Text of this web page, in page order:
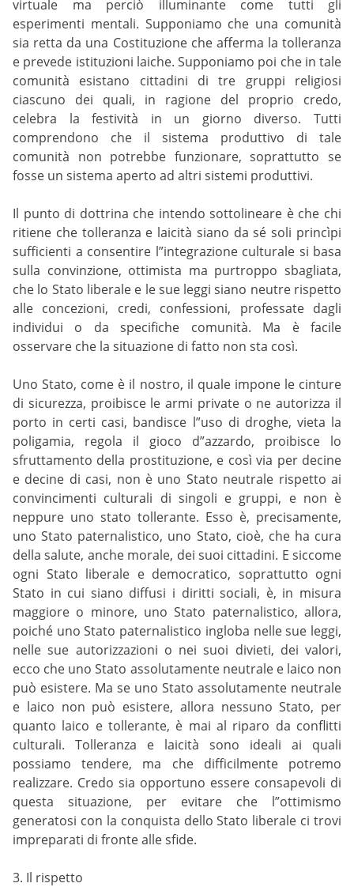
virtuale ma perciò illuminante come tutti gli
esperimenti mentali. Supponiamo che una comunità
sia retta da una Costituzione che afferma la tolleranza
e prevede istituzioni laiche. Supponiamo poi che in tale
comunità esistano cittadini di tre gruppi religiosi
ciascuno dei quali, in ragione del proprio credo,
celebra la festività in un giorno diverso. Tutti
comprendono che il sistema produttivo di tale
comunità non potrebbe funzionare, soprattutto se
fosse un sistema aperto ad altri sistemi produttivi.
Il punto di dottrina che intendo sottolineare è che chi
ritiene che tolleranza e laicità siano da sé soli princìpi
sufficienti a consentire l”integrazione culturale si basa
sulla convinzione, ottimista ma purtroppo sbagliata,
che lo Stato liberale e le sue leggi siano neutre rispetto
alle concezioni, credi, confessioni, professate dagli
individui o da specifiche comunità. Ma è facile
osservare che la situazione di fatto non sta così.
Uno Stato, come è il nostro, il quale impone le cinture
di sicurezza, proibisce le armi private o ne autorizza il
porto in certi casi, bandisce l”uso di droghe, vieta la
poligamia, regola il gioco d”azzardo, proibisce lo
sfruttamento della prostituzione, e così via per decine
e decine di casi, non è uno Stato neutrale rispetto ai
convincimenti culturali di singoli e gruppi, e non è
neppure uno stato tollerante. Esso è, precisamente,
uno Stato paternalistico, uno Stato, cioè, che ha cura
della salute, anche morale, dei suoi cittadini. E siccome
ogni Stato liberale e democratico, soprattutto ogni
Stato in cui siano diffusi i diritti sociali, è, in misura
maggiore o minore, uno Stato paternalistico, allora,
poiché uno Stato paternalistico ingloba nelle sue leggi,
nelle sue autorizzazioni o nei suoi divieti, dei valori,
ecco che uno Stato assolutamente neutrale e laico non
può esistere. Ma se uno Stato assolutamente neutrale
e laico non può esistere, allora nessuno Stato, per
quanto laico e tollerante, è mai al riparo da conflitti
culturali. Tolleranza e laicità sono ideali ai quali
possiamo tendere, ma che difficilmente potremo
realizzare. Credo sia opportuno essere consapevoli di
questa situazione, per evitare che l”ottimismo
generatosi con la conquista dello Stato liberale ci trovi
impreparati di fronte alle sfide.
3. Il rispetto